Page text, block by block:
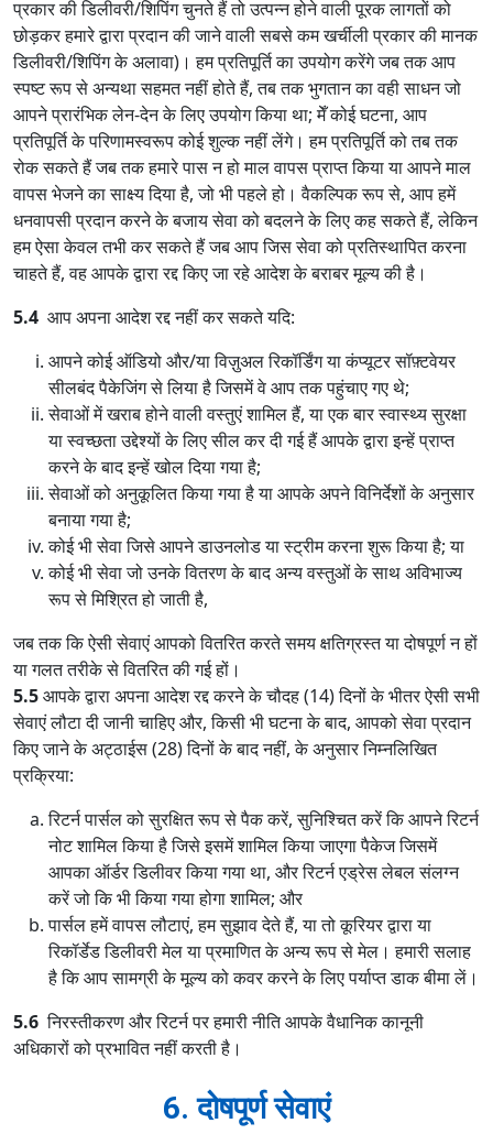
प्रकार की डिलीवरी/शिपिंग चुनते हैं तो उत्पन्न होने वाली पूरक लागतों को
छोड़कर हमारे द्वारा प्रदान की जाने वाली सबसे कम खर्चीली प्रकार की मानक
डिलीवरी/शिपिंग के अलावा)। हम प्रतिपूर्ति का उपयोग करेंगे जब तक आप
स्पष्ट रूप से अन्यथा सहमत नहीं होते हैं, तब तक भुगतान का वही साधन जो
आपने प्रारंभिक लेन-देन के लिए उपयोग किया था; मेँ कोई घटना, आप
प्रतिपूर्ति के परिणामस्वरूप कोई शुल्क नहीं लेंगे। हम प्रतिपूर्ति को तब तक
रोक सकते हैं जब तक हमारे पास न हो माल वापस प्राप्त किया या आपने माल
वापस भेजने का साक्ष्य दिया है, जो भी पहले हो। वैकल्पिक रूप से, आप हमें
धनवापसी प्रदान करने के बजाय सेवा को बदलने के लिए कह सकते हैं, लेकिन
हम ऐसा केवल तभी कर सकते हैं जब आप जिस सेवा को प्रतिस्थापित करना
चाहते हैं, वह आपके द्वारा रद्द किए जा रहे आदेश के बराबर मूल्य की है।
5.4 आप अपना आदेश रद्द नहीं कर सकते यदि:
आपने कोई ऑडियो और/या विज़ुअल रिकॉर्डिंग या कंप्यूटर सॉफ़्टवेयर
सीलबंद पैकेजिंग से लिया है जिसमें वे आप तक पहुंचाए गए थे;
सेवाओं में खराब होने वाली वस्तुएं शामिल हैं, या एक बार स्वास्थ्य सुरक्षा
या स्वच्छता उद्देश्यों के लिए सील कर दी गई हैं आपके द्वारा इन्हें प्राप्त
करने के बाद इन्हें खोल दिया गया है;
सेवाओं को अनुकूलित किया गया है या आपके अपने विनिर्देशों के अनुसार
बनाया गया है;
कोई भी सेवा जिसे आपने डाउनलोड या स्ट्रीम करना शुरू किया है; या
कोई भी सेवा जो उनके वितरण के बाद अन्य वस्तुओं के साथ अविभाज्य
रूप से मिश्रित हो जाती है,
जब तक कि ऐसी सेवाएं आपको वितरित करते समय क्षतिग्रस्त या दोषपूर्ण न हों
या गलत तरीके से वितरित की गई हों।
5.5आपके द्वारा अपना आदेश रद्द करने के चौदह (14) दिनों के भीतर ऐसी सभी
सेवाएं लौटा दी जानी चाहिए और, किसी भी घटना के बाद, आपको सेवा प्रदान
किए जाने के अट्ठाईस (28) दिनों के बाद नहीं, के अनुसार निम्नलिखित
प्रक्रिया:
रिटर्न पार्सल को सुरक्षित रूप से पैक करें, सुनिश्चित करें कि आपने रिटर्न
नोट शामिल किया है जिसे इसमें शामिल किया जाएगा पैकेज जिसमें
आपका ऑर्डर डिलीवर किया गया था, और रिटर्न एड्रेस लेबल संलग्न
करें जो कि भी किया गया होगा शामिल; और
पार्सल हमें वापस लौटाएं, हम सुझाव देते हैं, या तो कूरियर द्वारा या
रिकॉर्डेड डिलीवरी मेल या प्रमाणित के अन्य रूप से मेल। हमारी सलाह
है कि आप सामग्री के मूल्य को कवर करने के लिए पर्याप्त डाक बीमा लें।
5.6निरस्तीकरण और रिटर्न पर हमारी नीति आपके वैधानिक कानूनी
अधिकारों को प्रभावित नहीं करती है।
6. दोषपूर्ण सेवाएं